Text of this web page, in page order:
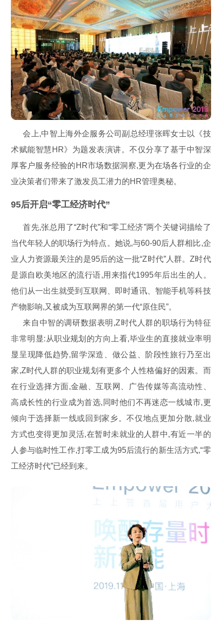
会上,中智上海外企服务公司副总经理张晖女士以《技
术赋能智慧HR》为题发表演讲。不仅分享了基于中智深
厚客户服务经验的HR市场数据洞察,更为在场各行业的企
业决策者们带来了激发员工潜力的HR管理奥秘。
95后开启“零工经济时代”
首先,张总用了“Z时代”和“零工经济”两个关键词描绘了
当代年轻人的职场行为特点。她说,与60-90后人群相比,企
业人力资源最关注的是95后的这一批“Z时代”人群。Z时代
是源自欧美地区的流行语,用来指代1995年后出生的人。
他们从一出生就受到互联网、即时通讯、智能手机等科技
产物影响,又被成为互联网界的第一代“原住民”。
来自中智的调研数据表明,Z时代人群的职场行为特征
非常明显:从职业规划的方向上看,毕业生的直接就业率明
显呈现降低趋势,留学深造、做公益、阶段性旅行乃至出
家,Z时代人群的职业规划有更多个人性格偏好的因素。而
在行业选择方面,金融、互联网、广告传媒等高流动性、
高成长性的行业成为首选,同时他们不再迷恋一线城市,更
倾向于选择新一线或回到家乡。不仅地点更加分散,就业
方式也变得更加灵活,在暂时未就业的人群中,有近一半的
人参与临时性工作,打零工成为95后流行的新生活方式,“零
工经济时代”已经到来。